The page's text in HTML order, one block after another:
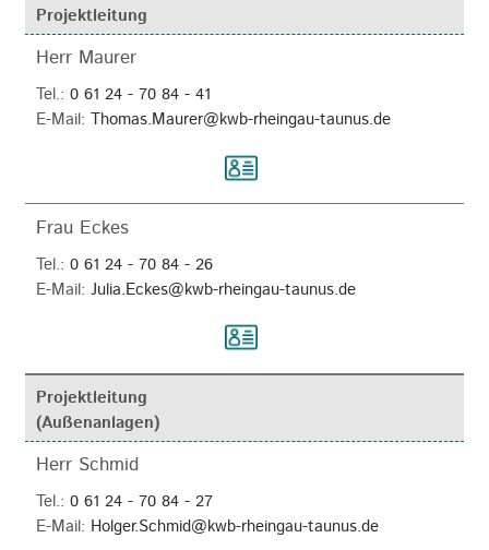
Projektleitung
Herr Maurer
Tel.: 0 61 24 - 70 84 - 41
E-Mail: Thomas.Maurer@kwb-rheingau-taunus.de
Frau Eckes
Tel.: 0 61 24 - 70 84 - 26
E-Mail: Julia.Eckes@kwb-rheingau-taunus.de
Projektleitung
(Außenanlagen)
Herr Schmid
Tel.: 0 61 24 - 70 84 - 27
E-Mail: Holger.Schmid@kwb-rheingau-taunus.de